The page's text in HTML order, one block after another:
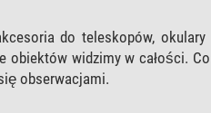
do teleskopów,
widzimy w całości.
obserwacjami.